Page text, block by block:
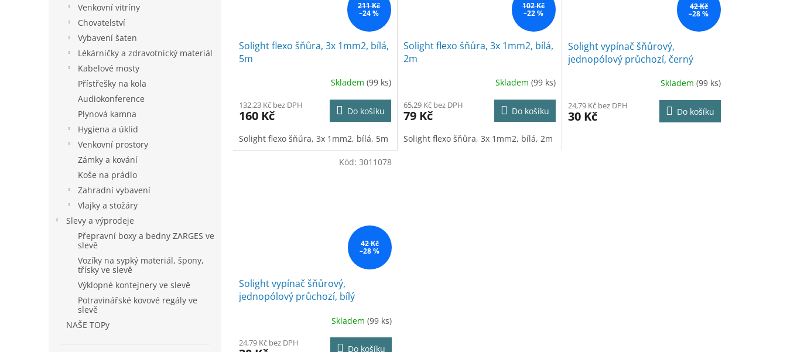
Venkovní vitríny
Chovatelství
Vybavení šaten
Lékárničky a zdravotnický materiál
Kabelové mosty
Přístřešky na kola
Audiokonference
Plynová kamna
Hygiena a úklid
Venkovní prostory
Zámky a kování
Koše na prádlo
Zahradní vybavení
Vlajky a stožáry
Slevy a výprodeje
Přepravní boxy a bedny ZARGES ve
slevě
Vozíky na sypký materiál, špony,
třísky ve slevě
Výklopné kontejnery ve slevě
Potravinářské kovové regály ve
slevě
NAŠE TOPy
211 Kč
–24 %
Solight flexo šňůra, 3x 1mm2, bílá,
5m
Skladem (99 ks)
132,23 Kč bez DPH
160 Kč Do košíku
Solight flexo šňůra, 3x 1mm2, bílá, 5m
102 Kč
–22 %
Solight flexo šňůra, 3x 1mm2, bílá,
2m
Skladem (99 ks)
65,29 Kč bez DPH
79 Kč Do košíku
Solight flexo šňůra, 3x 1mm2, bílá, 2m
42 Kč
–28 %
Solight vypínač šňůrový,
jednopólový průchozí, černý
Skladem (99 ks)
24,79 Kč bez DPH
30 Kč Do košíku
42 Kč
–28 %
Solight vypínač šňůrový,
jednopólový průchozí, bílý
Skladem (99 ks)
24,79 Kč bez DPH
Do košíku
Kód: 3011078